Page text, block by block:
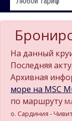
На данный
Последняя
Архивная
море на MSC
по маршруту
о. Сардиния -